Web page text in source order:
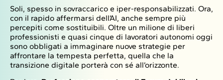
Soli, spesso in sovraccarico e iper-responsabilizzati. Ora,
con il rapido affermarsi dell’AI, anche sempre più
percepiti come sostituibili. Oltre un milione di liberi
professionisti e quasi cinque di lavoratori autonomi oggi
sono obbligati a immaginare nuove strategie per
affrontare la tempesta perfetta, quella che la
transizione digitale porterà con sé all’orizzonte.